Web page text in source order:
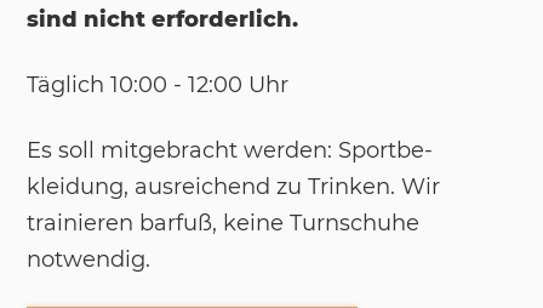
sind nicht erforderlich.
Täg­lich 10:00 - 12:00 Uhr
Es soll mit­ge­bracht wer­den: Sport­be­
klei­dung, aus­rei­chend zu Trin­ken. Wir
trai­nie­ren bar­fuß, kei­ne Turn­schu­he
not­wen­dig.